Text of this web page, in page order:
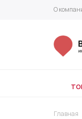
О
Главная